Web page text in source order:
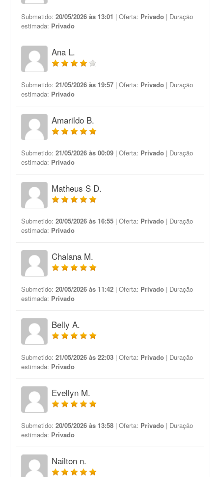
Submetido: 20/05/2026 às 13:01 | Oferta: Privado | Duração
estimada: Privado
Ana L.
Submetido: 21/05/2026 às 19:57 | Oferta: Privado | Duração
estimada: Privado
Amarildo B.
Submetido: 21/05/2026 às 00:09 | Oferta: Privado | Duração
estimada: Privado
Matheus S D.
Submetido: 20/05/2026 às 16:55 | Oferta: Privado | Duração
estimada: Privado
Chalana M.
Submetido: 20/05/2026 às 11:42 | Oferta: Privado | Duração
estimada: Privado
Belly A.
Submetido: 21/05/2026 às 22:03 | Oferta: Privado | Duração
estimada: Privado
Evellyn M.
Submetido: 20/05/2026 às 13:58 | Oferta: Privado | Duração
estimada: Privado
Nailton n.